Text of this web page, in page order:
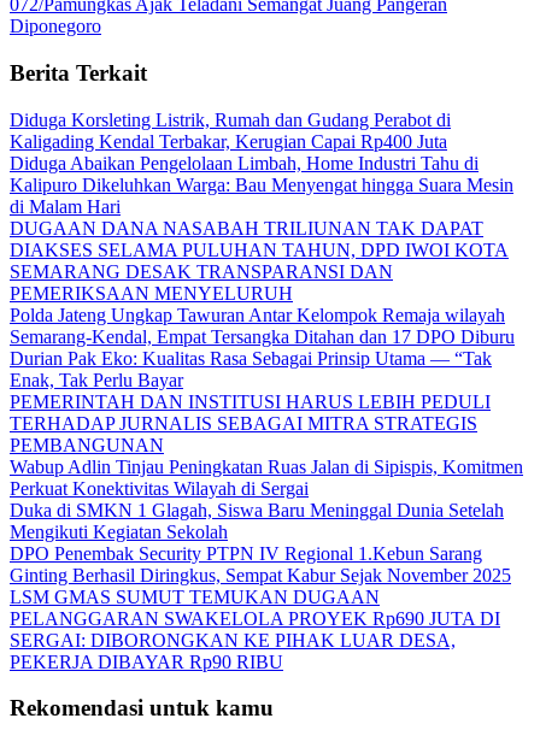
072/Pamungkas Ajak Teladani Semangat Juang Pangeran
Diponegoro
Berita Terkait
Diduga Korsleting Listrik, Rumah dan Gudang Perabot di
Kaligading Kendal Terbakar, Kerugian Capai Rp400 Juta
Diduga Abaikan Pengelolaan Limbah, Home Industri Tahu di
Kalipuro Dikeluhkan Warga: Bau Menyengat hingga Suara Mesin
di Malam Hari
DUGAAN DANA NASABAH TRILIUNAN TAK DAPAT
DIAKSES SELAMA PULUHAN TAHUN, DPD IWOI KOTA
SEMARANG DESAK TRANSPARANSI DAN
PEMERIKSAAN MENYELURUH
Polda Jateng Ungkap Tawuran Antar Kelompok Remaja wilayah
Semarang-Kendal, Empat Tersangka Ditahan dan 17 DPO Diburu
Durian Pak Eko: Kualitas Rasa Sebagai Prinsip Utama — “Tak
Enak, Tak Perlu Bayar
PEMERINTAH DAN INSTITUSI HARUS LEBIH PEDULI
TERHADAP JURNALIS SEBAGAI MITRA STRATEGIS
PEMBANGUNAN
Wabup Adlin Tinjau Peningkatan Ruas Jalan di Sipispis, Komitmen
Perkuat Konektivitas Wilayah di Sergai
Duka di SMKN 1 Glagah, Siswa Baru Meninggal Dunia Setelah
Mengikuti Kegiatan Sekolah
DPO Penembak Security PTPN IV Regional 1.Kebun Sarang
Ginting Berhasil Diringkus, Sempat Kabur Sejak November 2025
LSM GMAS SUMUT TEMUKAN DUGAAN
PELANGGARAN SWAKELOLA PROYEK Rp690 JUTA DI
SERGAI: DIBORONGKAN KE PIHAK LUAR DESA,
PEKERJA DIBAYAR Rp90 RIBU
Rekomendasi untuk kamu